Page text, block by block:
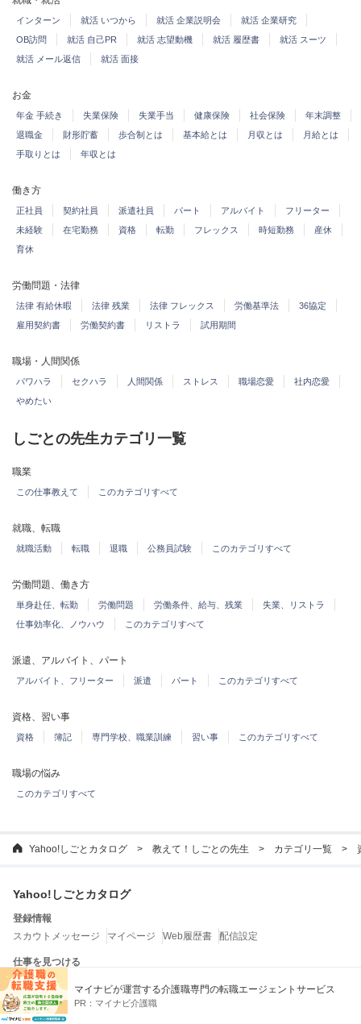
インターン 就活 いつから 就活 企業説明会
就活 企業研究
OB訪問
就活 自己PR 就活 志望動機 就活 履歴書
就活 スーツ
就活 メール返信
就活 面接
お金
年金 手続き 失業保険 失業手当 健康保険 社会保険
年末調整
退職金
財形貯蓄 歩合制とは 基本給とは 月収とは
月給とは
手取りとは
年収とは
働き方
正社員 契約社員 派遣社員 パート アルバイト
フリーター
未経験
在宅勤務 資格 転勤 フレックス 時短勤務
産休
育休
労働問題・法律
法律 有給休暇 法律 残業 法律 フレックス 労働基準法
36協定
雇用契約書
労働契約書 リストラ 試用期間
職場・人間関係
パワハラ セクハラ 人間関係 ストレス 職場恋愛
社内恋愛
やめたい
しごとの先生カテゴリ一覧
職業
この仕事教えて このカテゴリすべて
就職、転職
就職活動 転職 退職 公務員試験 このカテゴリすべて
労働問題、働き方
単身赴任、転勤 労働問題 労働条件、給与、残業
失業、リストラ
仕事効率化、ノウハウ
このカテゴリすべて
派遣、アルバイト、パート
アルバイト、フリーター 派遣 パート このカテゴリすべて
資格、習い事
資格 簿記 専門学校、職業訓練 習い事 このカテゴリすべて
職場の悩み
このカテゴリすべて
Yahoo!しごとカタログ 教えて！しごとの先生 カテゴリ一覧
マイナビが運営する介護職専門の転職エージェントサービス
PR： マイナビ介護職
Yahoo!しごとカタログ
登録情報
スカウトメッセージ
マイページ Web履歴書 配信設定
仕事を見つける
企業を探す
転職エージェントを探す